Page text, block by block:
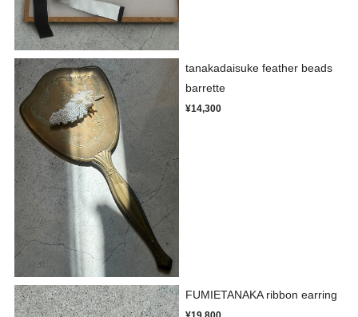
tanakadaisuke feather beads
barrette
¥14,300
FUMIETANAKA ribbon earring